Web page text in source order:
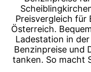
Preisvergleich für
Österreich.
Ladestation in
Benzinpreise und
tanken. So macht